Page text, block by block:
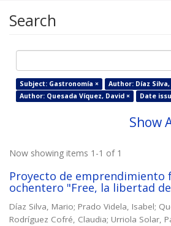
Search
Subject: Gastronomía ×
Author: Díaz
Author: Quesada Víquez, David ×
Date
Show
Now showing items 1-1 of 1
Proyecto de emprendimiento
ochentero "Free, la libertad
Díaz Silva, Mario; Prado Videla, Isabel;
Rodríguez Cofré, Claudia; Urriola Solar,